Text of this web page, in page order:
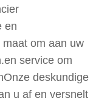
en
om aan uw
service om
deskundige
u af en versnelt